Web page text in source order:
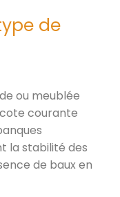
de
ou meublée
courante
la stabilité des
de baux en